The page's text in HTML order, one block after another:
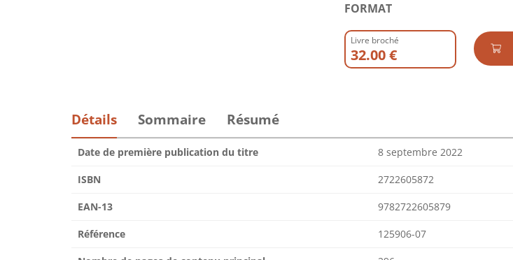
FORMAT
Livre broché
32.00 €
Détails Sommaire Résumé
Date de première publication du titre 8 septembre 2022
ISBN 2722605872
EAN-13 9782722605879
Référence 125906-07